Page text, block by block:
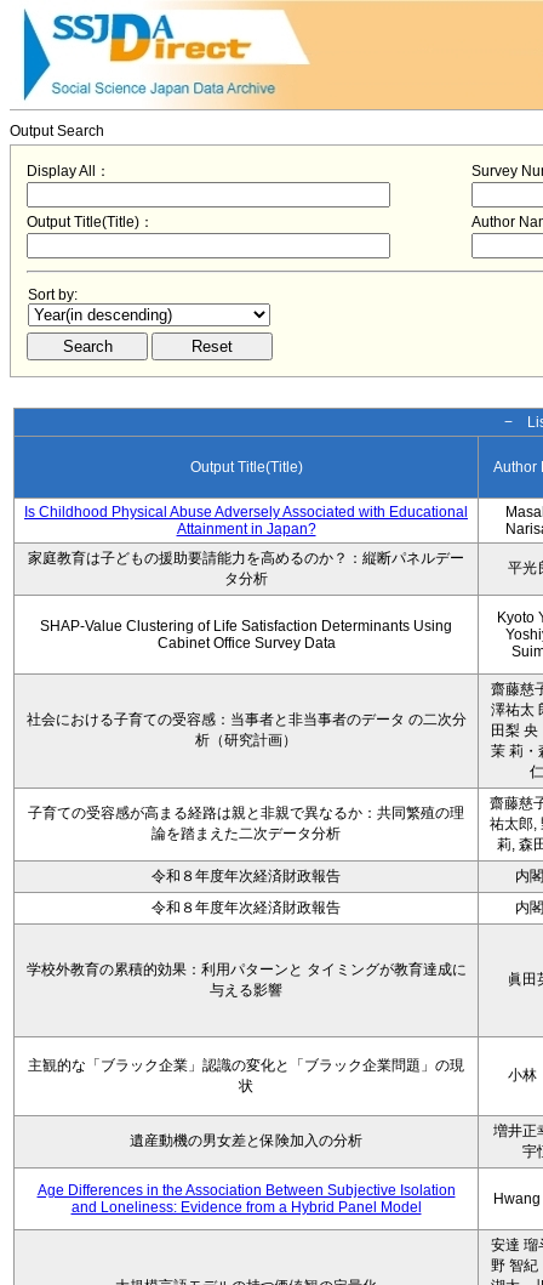
Output Search
Display All： Survey
Output Title(Title)： Author
Sort by:
−
Output Title(Title) Author
Is Childhood Physical Abuse Adversely Associated with Educational
Attainment in Japan?
家庭教育は子どもの援助要請能力を高めるのか？：縦断パネルデー
タ分析
平光
SHAP-Value Clustering of Life Satisfaction Determinants Using
Cabinet Office Survey Data
Kyoto
社会における子育ての受容感：当事者と非当事者のデータ の二次分
析（研究計画）
齋藤慈
澤祐太
田梨 央
茉 莉・
仁
子育ての受容感が高まる経路は親と非親で異なるか：共同繁殖の理
論を踏まえた二次データ分析
齋藤慈
祐太郎,
莉, 森
令和８年度年次経済財政報告
内
令和８年度年次経済財政報告
内
学校外教育の累積的効果：利用パターンと タイミングが教育達成に
与える影響
眞田
主観的な「ブラック企業」認識の変化と「ブラック企業問題」の現
状
小
遺産動機の男女差と保険加入の分析
増井正
宇
Age Differences in the Association Between Subjective Isolation
and Loneliness: Evidence from a Hybrid Panel Model
安達 瑠
野 智紀